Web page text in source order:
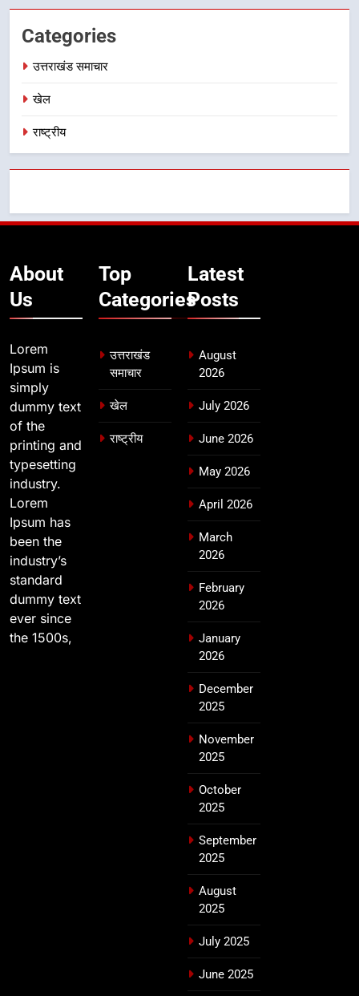
Categories
उत्तराखंड समाचार
खेल
राष्ट्रीय
About
Us
Lorem
Ipsum is
simply
dummy text
of the
printing and
typesetting
industry.
Lorem
Ipsum has
been the
industry’s
standard
dummy text
ever since
the 1500s,
Top
Categories
उत्तराखंड
समाचार
खेल
राष्ट्रीय
Latest
Posts
August
2026
July 2026
June 2026
May 2026
April 2026
March
2026
February
2026
January
2026
December
2025
November
2025
October
2025
September
2025
August
2025
July 2025
June 2025